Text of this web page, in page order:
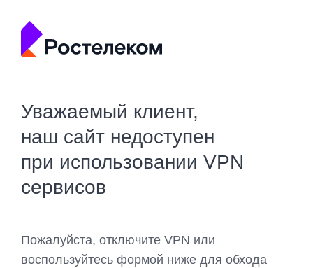
Уважаемый клиент,
наш сайт недоступен
при использовании VPN
сервисов
Пожалуйста, отключите VPN или
воспользуйтесь формой ниже для обхода